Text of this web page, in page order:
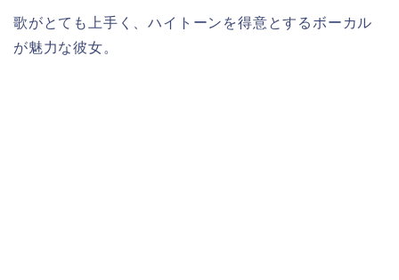
歌がとても上手く、ハイトーンを得意とするボーカル
が魅力な彼女。